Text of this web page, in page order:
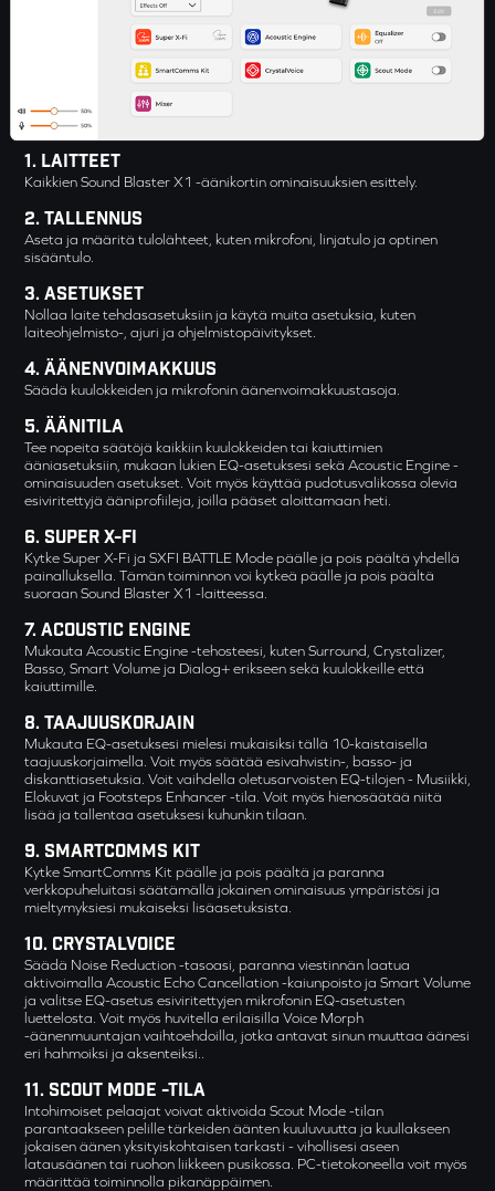
Laitteet
Kaikkien Sound Blaster X1 -äänikortin ominaisuuksien esittely.
Tallennus
Aseta ja määritä tulolähteet, kuten mikrofoni, linjatulo ja optinen
sisääntulo.
Asetukset
Nollaa laite tehdasasetuksiin ja käytä muita asetuksia, kuten
laiteohjelmisto-, ajuri ja ohjelmistopäivitykset.
Äänenvoimakkuus
Säädä kuulokkeiden ja mikrofonin äänenvoimakkuustasoja.
Äänitila
Tee nopeita säätöjä kaikkiin kuulokkeiden tai kaiuttimien
ääniasetuksiin, mukaan lukien EQ-asetuksesi sekä Acoustic Engine -
ominaisuuden asetukset. Voit myös käyttää pudotusvalikossa olevia
esiviritettyjä ääniprofiileja, joilla pääset aloittamaan heti.
Super X-Fi
Kytke Super X-Fi ja SXFI BATTLE Mode päälle ja pois päältä yhdellä
painalluksella. Tämän toiminnon voi kytkeä päälle ja pois päältä
suoraan Sound Blaster X1 -laitteessa.
Acoustic Engine
Mukauta Acoustic Engine -tehosteesi, kuten Surround, Crystalizer,
Basso, Smart Volume ja Dialog+ erikseen sekä kuulokkeille että
kaiuttimille.
Taajuuskorjain
Mukauta EQ-asetuksesi mielesi mukaisiksi tällä 10-kaistaisella
taajuuskorjaimella. Voit myös säätää esivahvistin-, basso- ja
diskanttiasetuksia. Voit vaihdella oletusarvoisten EQ-tilojen - Musiikki,
Elokuvat ja Footsteps Enhancer -tila. Voit myös hienosäätää niitä
lisää ja tallentaa asetuksesi kuhunkin tilaan.
Smartcomms Kit
Kytke SmartComms Kit päälle ja pois päältä ja paranna
verkkopuheluitasi säätämällä jokainen ominaisuus ympäristösi ja
mieltymyksiesi mukaiseksi lisäasetuksista.
CrystalVoice
Säädä Noise Reduction -tasoasi, paranna viestinnän laatua
aktivoimalla Acoustic Echo Cancellation -kaiunpoisto ja Smart Volume
ja valitse EQ-asetus esiviritettyjen mikrofonin EQ-asetusten
luettelosta. Voit myös huvitella erilaisilla Voice Morph
-äänenmuuntajan vaihtoehdoilla, jotka antavat sinun muuttaa äänesi
eri hahmoiksi ja aksenteiksi..
Scout Mode -tila
Intohimoiset pelaajat voivat aktivoida Scout Mode -tilan
parantaakseen pelille tärkeiden äänten kuuluvuutta ja kuullakseen
jokaisen äänen yksityiskohtaisen tarkasti - vihollisesi aseen
latausäänen tai ruohon liikkeen pusikossa. PC-tietokoneella voit myös
määrittää toiminnolla pikanäppäimen.